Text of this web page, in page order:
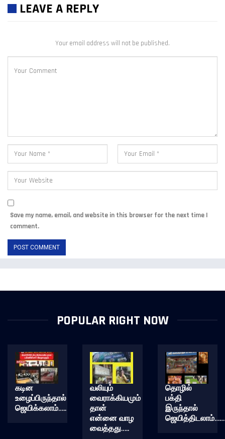
LEAVE A REPLY
Your email address will not be published.
Save my name, email, and website in this browser for the next time I
comment.
POPULAR RIGHT NOW
கடின
உழைப்பிருந்தால்
ஜெயிக்கலாம்…..
வலியும்
வைராக்கியமும்
தான்
என்னை வாழ
வைத்தது…..
தொழில்
பக்தி
இருந்தால்